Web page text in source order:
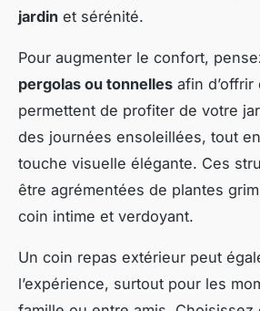
jardin et sérénité.
Pour augmenter le confort,
pergolas ou tonnelles afin d’offrir
permettent de profiter de votre
des journées ensoleillées, tout
touche visuelle élégante. Ces
être agrémentées de plantes
coin intime et verdoyant.
Un coin repas extérieur peut
l’expérience, surtout pour les